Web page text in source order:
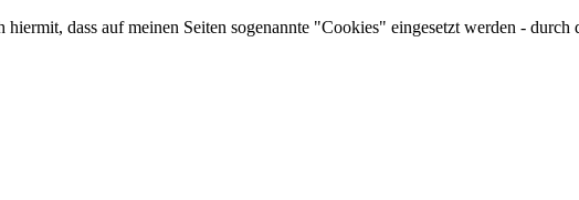
dass auf meinen Seiten sogenannte "Cookies" eingesetzt werden - durch